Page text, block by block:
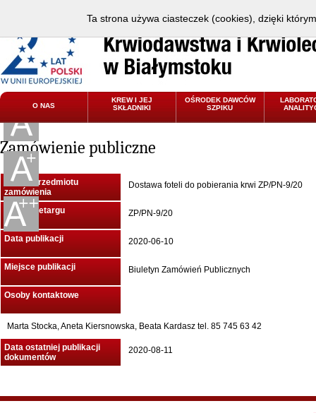
O NAS
KREW I JEJ
SKŁADNIKI
OŚRODEK DAWCÓW
SZPIKU
Zamówienie publiczne
Nazwa przedmiotu
zamówienia
Dostawa foteli do pobierania krwi ZP/PN-9/20
Znak przetargu ZP/PN-9/20
Data publikacji 2020-06-10
Miejsce publikacji Biuletyn Zamówień Publicznych
Osoby kontaktowe
Marta Stocka, Aneta Kiersnowska, Beata Kardasz tel. 85 745 63 42
Data ostatniej publikacji
dokumentów
2020-08-11
Ta strona używa ciasteczek (cookies), dzięki